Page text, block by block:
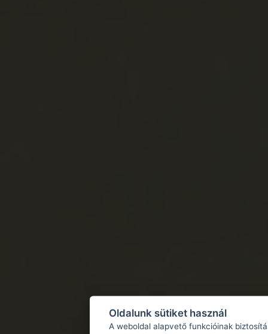
Oldalunk sütiket használ
A weboldal alapvető funkcióinak